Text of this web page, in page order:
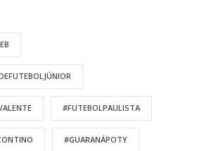
#FUTEBOLPAULISTA
#GUARANÁPOTY